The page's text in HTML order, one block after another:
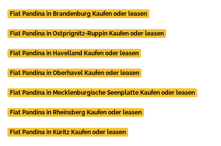
Fiat Pandina in Brandenburg Kaufen oder leasen
Fiat Pandina in Ostprignitz-Ruppin Kaufen oder leasen
Fiat Pandina in Havelland Kaufen oder leasen
Fiat Pandina in Oberhavel Kaufen oder leasen
Fiat Pandina in Mecklenburgische Seenplatte Kaufen oder leasen
Fiat Pandina in Rheinsberg Kaufen oder leasen
Fiat Pandina in Küritz Kaufen oder leasen